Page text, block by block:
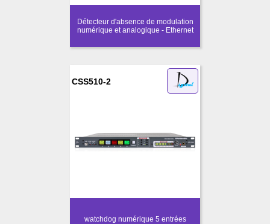
Détecteur d'absence de modulation
numérique et analogique - Ethernet
CSS510-2
watchdog numérique 5 entrées